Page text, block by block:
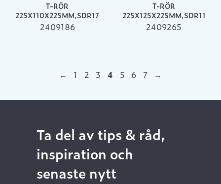
T-RÖR
225X110X225MM,SDR17
2409186
T-RÖR
225X125X225MM,SDR11
2409265
← 1 2 3 4 5 6 7 →
Ta del av tips & råd,
inspiration och
senaste nytt